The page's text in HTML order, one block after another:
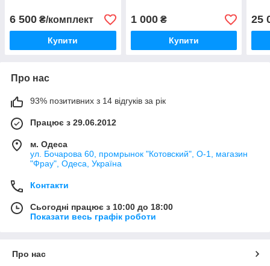
6 500 ₴/комплект
Купити
1 000₴
Купити
25
Про нас
93% позитивних з 14 відгуків за рік
Працює з 29.06.2012
м. Одеса
ул. Бочарова 60, промрынок "Котовский", О-1, магазин
"Фрау", Одеса, Україна
Контакти
Сьогодні працює з 10:00 до 18:00
Показати весь графік роботи
Про нас